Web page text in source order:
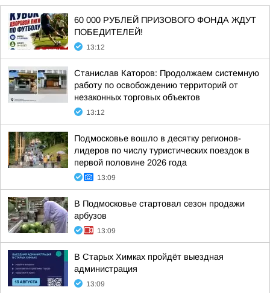
60 000 РУБЛЕЙ ПРИЗОВОГО ФОНДА ЖДУТ
ПОБЕДИТЕЛЕЙ!
13:12
Станислав Каторов: Продолжаем системную
работу по освобождению территорий от
незаконных торговых объектов
13:12
Подмосковье вошло в десятку регионов-
лидеров по числу туристических поездок в
первой половине 2026 года
13:09
В Подмосковье стартовал сезон продажи
арбузов
13:09
В Старых Химках пройдёт выездная
администрация
13:09